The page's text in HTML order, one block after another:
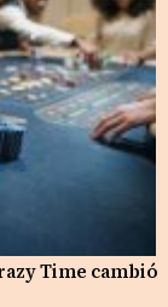
Time cambió